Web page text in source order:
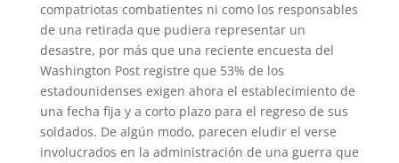
compatriotas combatientes ni como los responsables
de una retirada que pudiera representar un
desastre, por más que una reciente encuesta del
Washington Post registre que 53% de los
estadounidenses exigen ahora el establecimiento de
una fecha fija y a corto plazo para el regreso de sus
soldados. De algún modo, parecen eludir el verse
involucrados en la administración de una guerra que